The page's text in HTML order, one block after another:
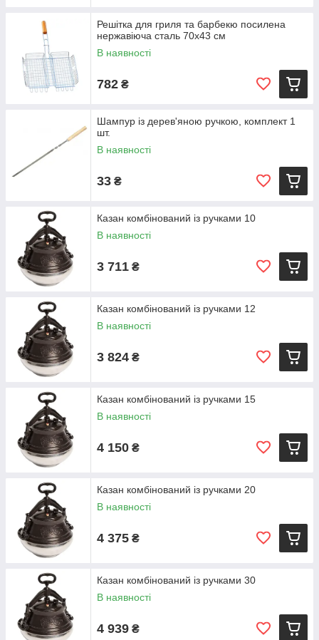
Решітка для гриля та барбекю посилена
нержавіюча сталь 70x43 см
В наявності
782 ₴
Шампур із дерев'яною ручкою, комплект 1
шт.
В наявності
33 ₴
Казан комбінований із ручками 10
В наявності
3 711 ₴
Казан комбінований із ручками 12
В наявності
3 824 ₴
Казан комбінований із ручками 15
В наявності
4 150 ₴
Казан комбінований із ручками 20
В наявності
4 375 ₴
Казан комбінований із ручками 30
В наявності
4 939 ₴